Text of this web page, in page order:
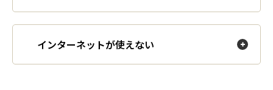
インターネットが使えない